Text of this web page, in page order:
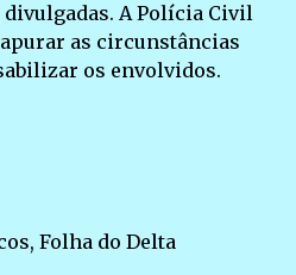
A Polícia Civil
as circunstâncias
os envolvidos.
Folha do Delta